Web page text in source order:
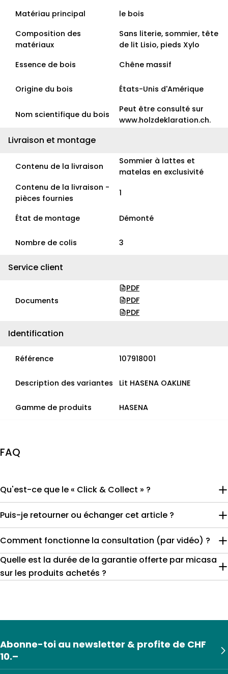
Matériau principal
le bois
Composition des
matériaux
Sans literie, sommier, tête
de lit Lisio, pieds Xylo
Essence de bois
Chêne massif
Origine du bois États-Unis d'Amérique
Nom scientifique du bois
Peut être consulté sur
www.holzdeklaration.ch.
Livraison et montage
Contenu de la livraison
Sommier à lattes et
matelas en exclusivité
Contenu de la livraison -
pièces fournies
1
État de montage Démonté
Nombre de colis 3
Service client
Documents
PDF
PDF
PDF
Identification
Référence 107918001
Description des variantes Lit HASENA OAKLINE
Gamme de produits HASENA
FAQ
Qu'est-ce que le « Click & Collect » ?
Puis-je retourner ou échanger cet article ?
Comment fonctionne la consultation (par vidéo) ?
Quelle est la durée de la garantie offerte par micasa
sur les produits achetés ?
Abonne-toi au newsletter & profite de CHF
10.–